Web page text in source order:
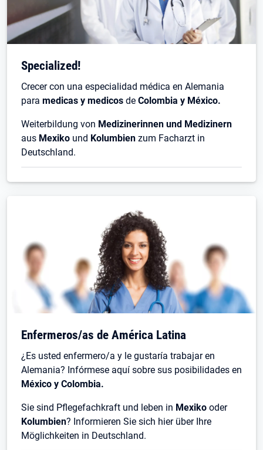
Specialized!
Crecer con una especialidad médica en Alemania
para medicas y medicos de Colombia y México.
Weiterbildung von Medizinerinnen und Medizinern
aus Mexiko und Kolumbien zum Facharzt in
Deutschland.
Enfermeros/as de América Latina
¿Es usted enfermero/a y le gustaría trabajar en
Alemania? Infórmese aquí sobre sus posibilidades en
México y Colombia.
Sie sind Pflegefachkraft und leben in Mexiko oder
Kolumbien? Informieren Sie sich hier über Ihre
Möglichkeiten in Deutschland.